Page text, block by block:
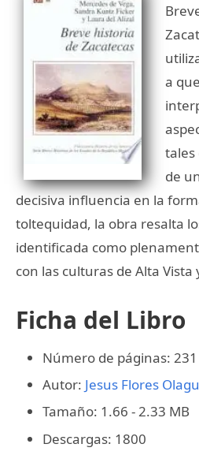
a
tales
de
decisiva influencia en la
toltequidad, la obra resalta
identificada como
con las culturas de Alta Vista
Ficha del Libro
Número de páginas: 231
Autor: Jesus Flores
Tamaño: 1.66 - 2.33 MB
Descargas: 1800